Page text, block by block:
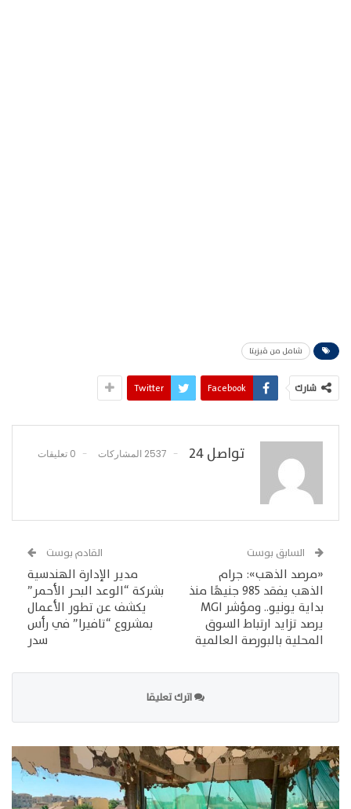
شامل من ڤيزيتا
شارك Facebook
Twitter
تواصل 24 2537 المشاركات 0 تعليقات
السابق بوست
«مرصد الذهب»: جرام
الذهب يفقد 985 جنيهًا منذ
بداية يونيو.. ومؤشر MGI
يرصد تزايد ارتباط السوق
المحلية بالبورصة العالمية
القادم بوست
مدير الإدارة الهندسية
بشركة “الوعد البحر الأحمر”
يكشف عن تطور الأعمال
بمشروع “تافيرا” في رأس
سدر
اترك تعليقا